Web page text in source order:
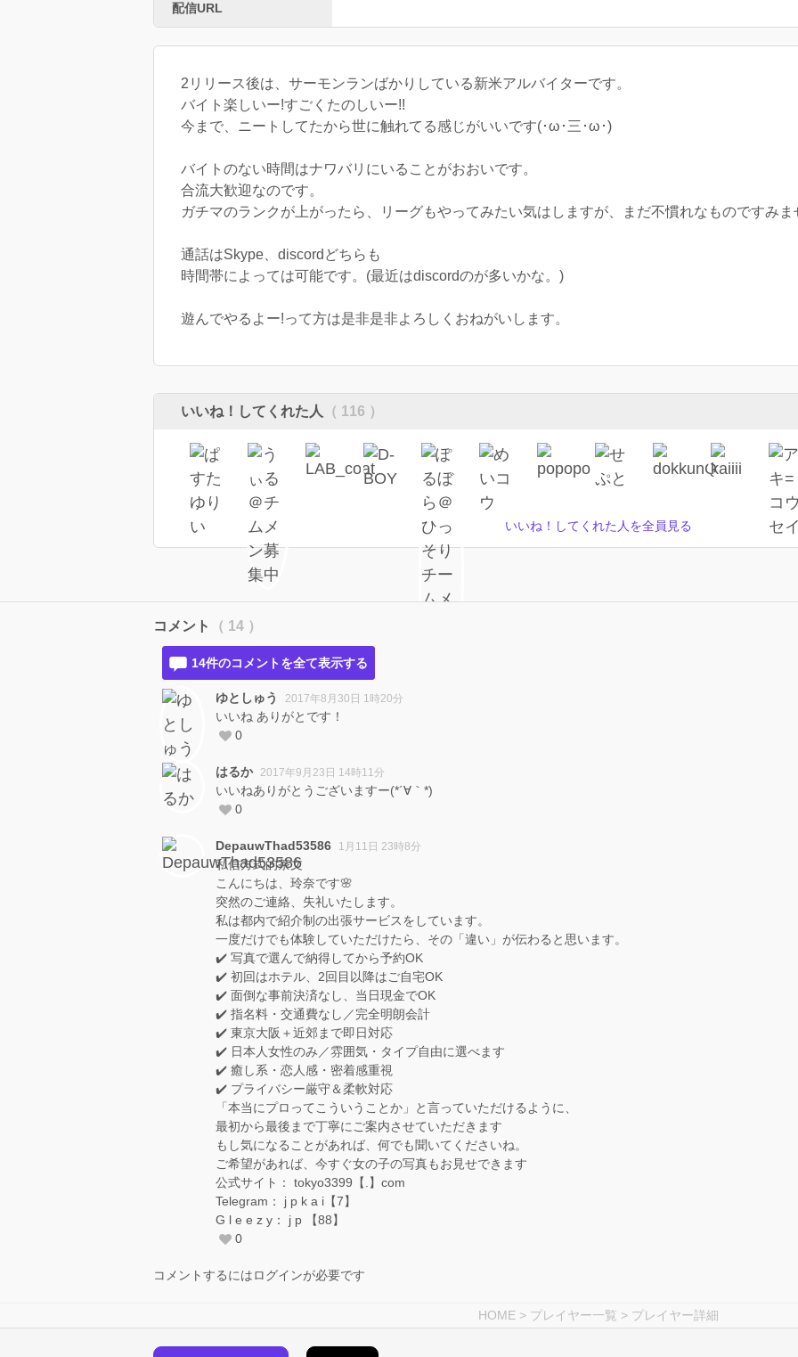
配信URL
2リリース後は、サーモンランばかりしている新米アルバイターです。
バイト楽しいー!すごくたのしいー!!
今まで、ニートしてたから世に触れてる感じがいいです(･ω･三･ω･)
バイトのない時間はナワバリにいることがおおいです。
合流大歓迎なのです。
ガチマのランクが上がったら、リーグもやってみたい気はしますが、まだ不慣れなものですみま
通話はSkype、discordどちらも
時間帯によっては可能です。(最近はdiscordのが多いかな。)
遊んでやるよー!って方は是非是非よろしくおねがいします。
いいね！してくれた人 （ 116 ）
いいね！してくれた人を全員見る
コメント （ 14 ）
14件のコメントを全て表示する
ゆとしゅう 2017年8月30日 1時20分
いいね ありがとです！
0
はるか 2017年9月23日 14時11分
いいねありがとうございますー(*´∀｀*)
0
DepauwThad53586 1月11日 23時8分
私信方式的茶文
こんにちは、玲奈です🌸
突然のご連絡、失礼いたします。
私は都内で紹介制の出張サービスをしています。
一度だけでも体験していただけたら、その「違い」が伝わると思います。
✔️ 写真で選んで納得してから予約OK
✔️ 初回はホテル、2回目以降はご自宅OK
✔️ 面倒な事前決済なし、当日現金でOK
✔️ 指名料・交通費なし／完全明朗会計
✔️ 東京大阪＋近郊まで即日対応
✔️ 日本人女性のみ／雰囲気・タイプ自由に選べます
✔️ 癒し系・恋人感・密着感重視
✔️ プライバシー厳守＆柔軟対応
「本当にプロってこういうことか」と言っていただけるように、
最初から最後まで丁寧にご案内させていただきます
もし気になることがあれば、何でも聞いてくださいね。
ご希望があれば、今すぐ女の子の写真もお見せできます
公式サイト： tokyo3399【.】com
Telegram： j p k a i【7】
G l e e z y： j p 【88】
0
コメントするにはログインが必要です
HOME > プレイヤー一覧 > プレイヤー詳細